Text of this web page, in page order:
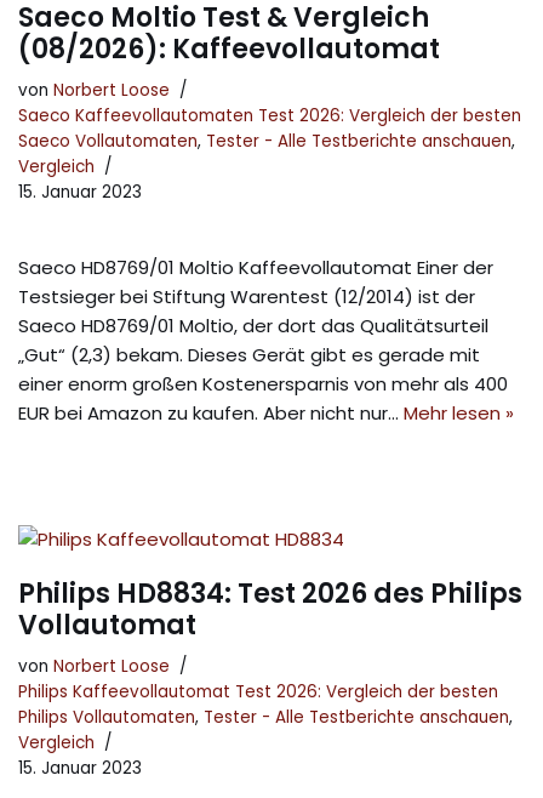
Saeco Moltio Test & Vergleich
(08/2026): Kaffeevollautomat
von Norbert Loose
Saeco Kaffeevollautomaten Test 2026: Vergleich der besten
Saeco Vollautomaten, Tester - Alle Testberichte anschauen,
Vergleich
15. Januar 2023
Saeco HD8769/01 Moltio Kaffeevollautomat Einer der
Testsieger bei Stiftung Warentest (12/2014) ist der
Saeco HD8769/01 Moltio, der dort das Qualitätsurteil
„Gut“ (2,3) bekam. Dieses Gerät gibt es gerade mit
einer enorm großen Kostenersparnis von mehr als 400
EUR bei Amazon zu kaufen. Aber nicht nur… Mehr lesen »
Philips HD8834: Test 2026 des Philips
Vollautomat
von Norbert Loose
Philips Kaffeevollautomat Test 2026: Vergleich der besten
Philips Vollautomaten, Tester - Alle Testberichte anschauen,
Vergleich
15. Januar 2023